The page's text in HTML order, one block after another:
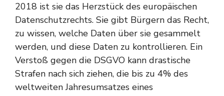
2018 ist sie das Herzstück des europäischen
Datenschutzrechts. Sie gibt Bürgern das Recht,
zu wissen, welche Daten über sie gesammelt
werden, und diese Daten zu kontrollieren. Ein
Verstoß gegen die DSGVO kann drastische
Strafen nach sich ziehen, die bis zu 4% des
weltweiten Jahresumsatzes eines